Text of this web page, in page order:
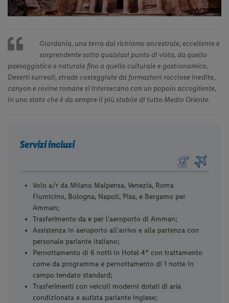
Giordania, una terra dal richiamo ancestrale, eccellente e
sorprendente sotto qualsiasi punto di vista, da quello
paesaggistico e naturale fino a quello culturale e gastronomico.
Deserti surreali, strade costeggiate da formazioni rocciose inedite,
canyon e rovine romane si intersecano con un popolo accogliente,
in uno stato che è da sempre il più stabile di tutto Medio Oriente.
Servizi inclusi
Volo a/r da Milano Malpensa, Venezia, Roma
Fiumicino, Bologna, Napoli, Pisa, e Bergamo per
Amman;
Trasferimento da e per l’aeroporto di Amman;
Assistenza in aeroporto all’arrivo e alla partenza con
personale parlante italiano;
Pernottamento di 6 notti in Hotel 4* con trattamento
come da programma e pernottamento di 1 notte in
campo tendato standard;
Trasferimenti con veicoli moderni dotati di aria
condizionata e autista parlante inglese;